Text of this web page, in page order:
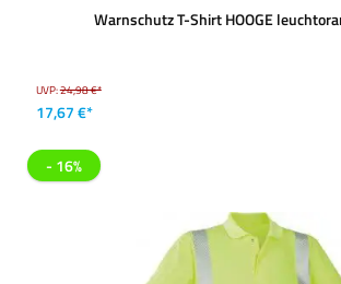
Warnschutz T-Shirt HOOGE
UVP:24,98 €*
17,67 €*
- 16%